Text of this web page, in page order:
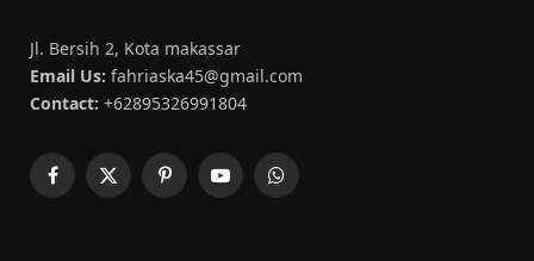
Jl. Bersih 2, Kota makassar
Email Us: fahriaska45@gmail.com
Contact: +62895326991804
Facebook
X
PinterestYouTubeWhatsApp